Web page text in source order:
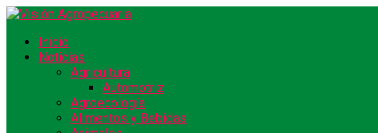
Inicio
Noticias
Agricultura
Automotriz
Agroecología
Alimentos y Bebidas